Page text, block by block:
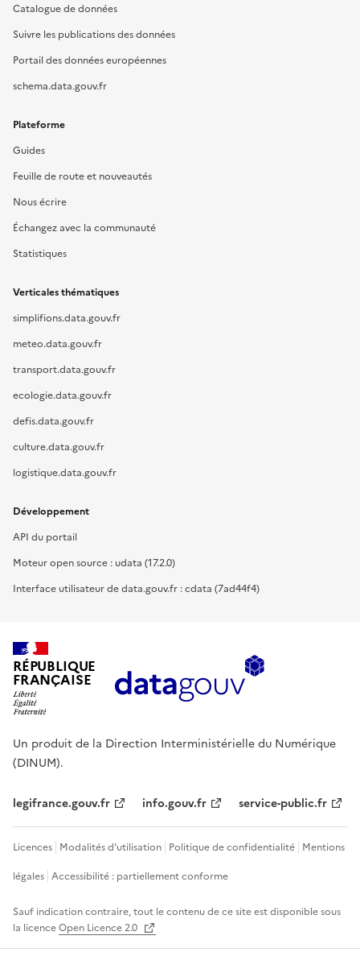
Catalogue de données
Suivre les publications des données
Portail des données européennes
schema.data.gouv.fr
Plateforme
Guides
Feuille de route et nouveautés
Nous écrire
Échangez avec la communauté
Statistiques
Verticales thématiques
simplifions.data.gouv.fr
meteo.data.gouv.fr
transport.data.gouv.fr
ecologie.data.gouv.fr
defis.data.gouv.fr
culture.data.gouv.fr
logistique.data.gouv.fr
Développement
API du portail
Moteur open source : udata (17.2.0)
Interface utilisateur de data.gouv.fr : cdata (7ad44f4)
RÉPUBLIQUE
FRANÇAISE
Un produit de la Direction Interministérielle du Numérique
(DINUM).
legifrance.gouv.fr info.gouv.fr service-public.fr
Licences Modalités d'utilisation Politique de confidentialité Mentions
légales Accessibilité : partiellement conforme
Sauf indication contraire, tout le contenu de ce site est disponible sous
la licenceOpen Licence 2.0